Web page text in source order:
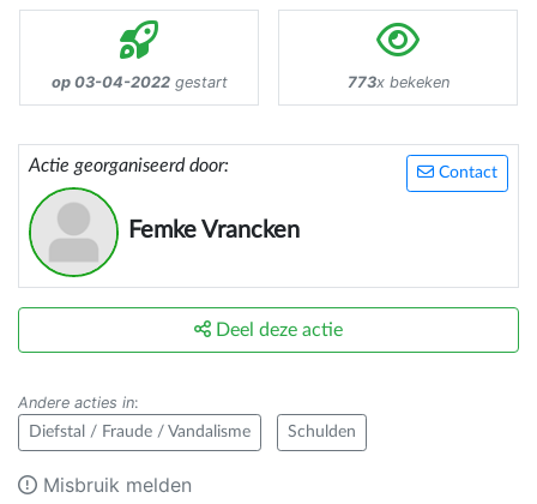
op 03-04-2022gestart 773x bekeken
Contact
Actie georganiseerd door:
Femke Vrancken
Deel deze actie
Andere acties in:
Diefstal / Fraude / Vandalisme Schulden
Misbruik melden